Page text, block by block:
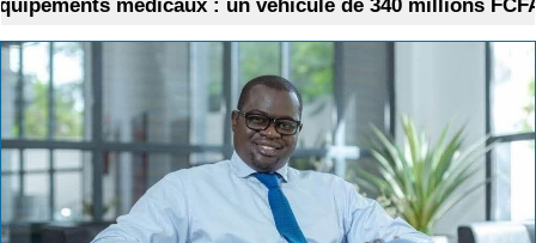
médicaux : un véhicule de 340 millions FCFA